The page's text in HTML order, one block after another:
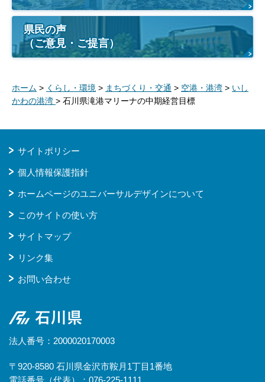
県民の声
（ご意見・ご提言）
ホーム > くらし・環境 > まちづくり・交通 > 空港・港湾 > いし
かわの港湾 > 石川県滝港マリーナの中期経営目標
サイトポリシー
個人情報保護指針
ホームページのユニバーサルデザインについて
このサイトの使い方
サイトマップ
リンク集
お問い合わせ
石川県
法人番号：2000020170003
〒920-8580 石川県金沢市鞍月1丁目1番地